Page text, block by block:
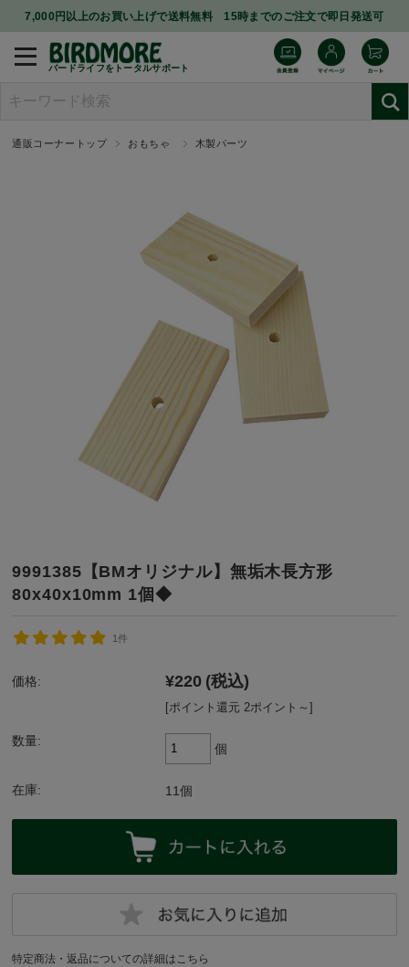
7,000円以上のお買い上げで送料無料 15時までのご注文で即日発送可
バードライフをトータルサポート
通販コーナートップ おもちゃ 木製パーツ
9991385【BMオリジナル】無垢木長方形
80x40x10mm 1個◆
1件
価格: ¥220 (税込)
[ポイント還元 2ポイント～]
数量:
個
在庫: 11個
特定商法・返品についての詳細はこちら